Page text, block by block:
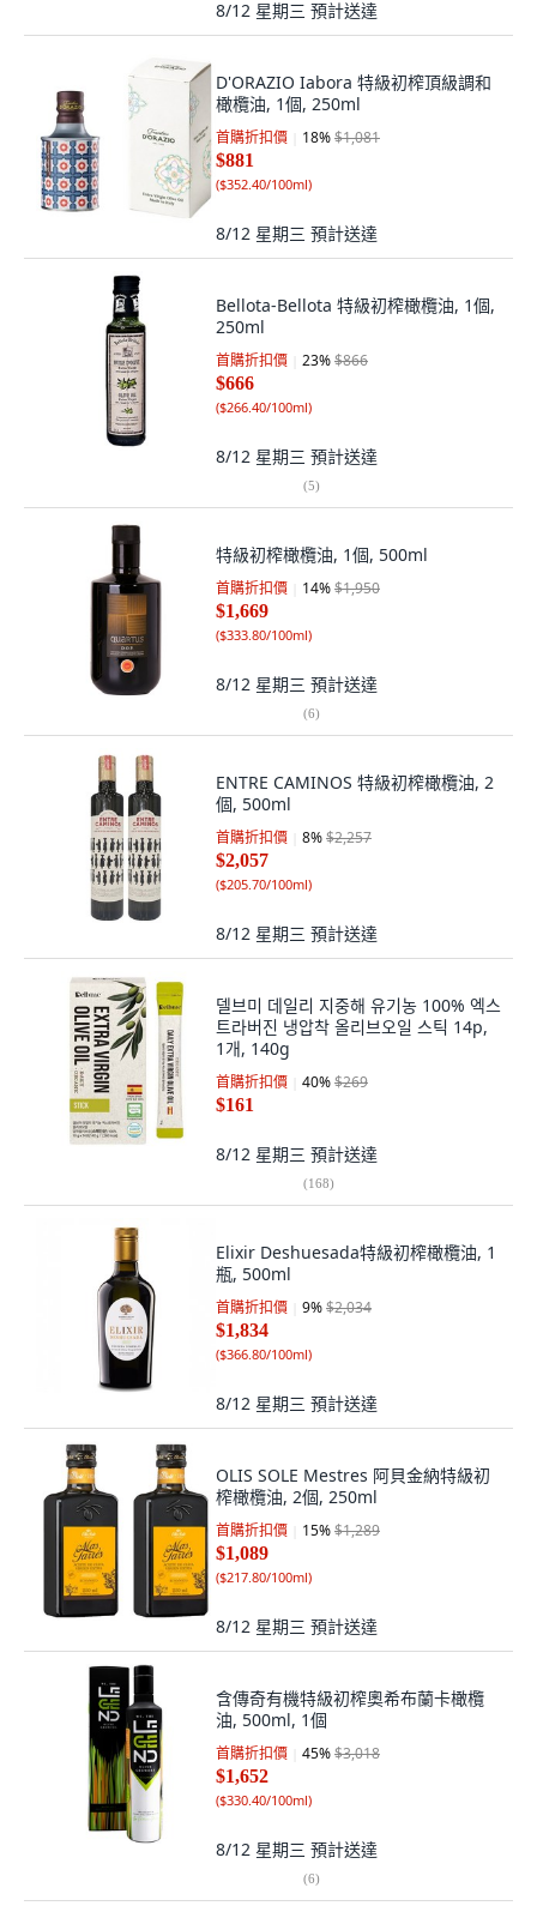
8/12 星期三 預計送達
D'ORAZIO Iabora 特級初榨頂級調和
橄欖油, 1個, 250ml
首購折扣價 18%$1,081
$881
($352.40/100ml)
8/12 星期三 預計送達
Bellota-Bellota 特級初榨橄欖油, 1個,
250ml
首購折扣價 23%$866
$666
($266.40/100ml)
8/12 星期三 預計送達
(5)
特級初榨橄欖油, 1個, 500ml
首購折扣價 14%$1,950
$1,669
($333.80/100ml)
8/12 星期三 預計送達
(6)
ENTRE CAMINOS 特級初榨橄欖油, 2
個, 500ml
首購折扣價 8%$2,257
$2,057
($205.70/100ml)
8/12 星期三 預計送達
델브미 데일리 지중해 유기농 100% 엑스
트라버진 냉압착 올리브오일 스틱 14p,
1개, 140g
首購折扣價 40%$269
$161
8/12 星期三 預計送達
(168)
Elixir Deshuesada特級初榨橄欖油, 1
瓶, 500ml
首購折扣價 9%$2,034
$1,834
($366.80/100ml)
8/12 星期三 預計送達
OLIS SOLE Mestres 阿貝金納特級初
榨橄欖油, 2個, 250ml
首購折扣價 15%$1,289
$1,089
($217.80/100ml)
8/12 星期三 預計送達
含傳奇有機特級初榨奧希布蘭卡橄欖
油, 500ml, 1個
首購折扣價 45%$3,018
$1,652
($330.40/100ml)
8/12 星期三 預計送達
(6)